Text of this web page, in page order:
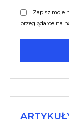
Zapisz moje
przeglądarce na